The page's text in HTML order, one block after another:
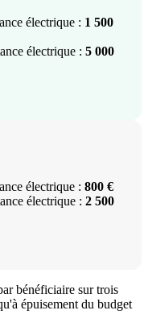
électrique : 1 500
électrique : 5 000
électrique : 800 €
électrique : 2 500
bénéficiaire sur trois
épuisement du budget